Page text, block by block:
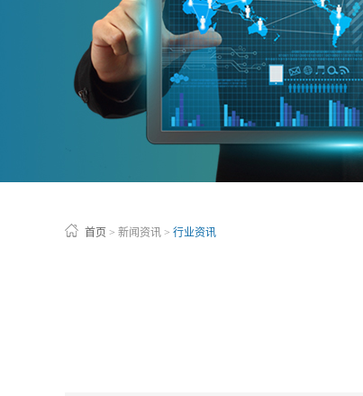
首页 > 新闻资讯 > 行业资讯